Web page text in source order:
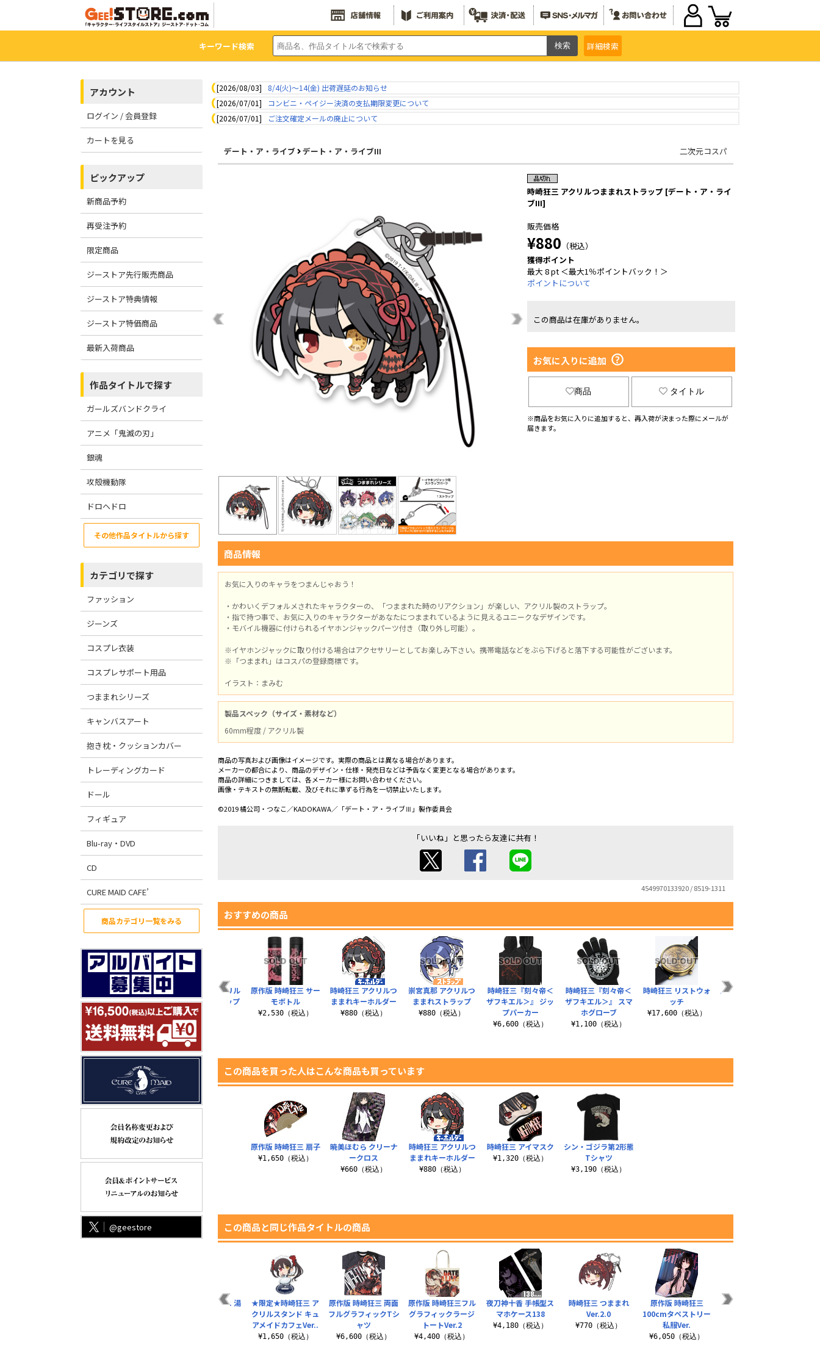
キーワード検索 詳細検索
アカウント
ログイン / 会員登録
カートを見る
ピックアップ
新商品予約
再受注予約
限定商品
ジーストア先行販売商品
ジーストア特典情報
ジーストア特価商品
最新入荷商品
作品タイトルで探す
ガールズバンドクライ
アニメ「鬼滅の刃」
銀魂
攻殻機動隊
ドロヘドロ
その他作品タイトルから探す
カテゴリで探す
ファッション
ジーンズ
コスプレ衣装
コスプレサポート用品
つままれシリーズ
キャンバスアート
抱き枕・クッションカバー
トレーディングカード
ドール
フィギュア
Blu-ray・DVD
CD
CURE MAID CAFE’
商品カテゴリ一覧をみる
@geestore
[2026/08/03]
8/4(火)～14(金) 出荷遅延のお知らせ
[2026/07/01]
コンビニ・ペイジー決済の支払期限変更について
[2026/07/01]
ご注文確定メールの廃止について
デート・ア・ライブ デート・ア・ライブIII 二次元コスパ
時崎狂三 アクリルつままれストラップ [デート・ア・ライ
ブIII]
販売価格
¥880 （税込）
獲得ポイント
最大 8 pt ＜最大1％ポイントバック！＞
ポイントについて
この商品は在庫がありません。
お気に入りに追加
商品 タイトル
※商品をお気に入りに追加すると、再入荷が決まった際にメールが
届きます。
商品情報
お気に入りのキャラをつまんじゃおう！
・かわいくデフォルメされたキャラクターの、「つままれた時のリアクション」が楽しい、アクリル製のストラップ。
・指で持つ事で、お気に入りのキャラクターがあなたにつままれているように見えるユニークなデザインです。
・モバイル機器に付けられるイヤホンジャックパーツ付き（取り外し可能）。
※イヤホンジャックに取り付ける場合はアクセサリーとしてお楽しみ下さい。携帯電話などをぶら下げると落下する可能性がございます。
※「つままれ」はコスパの登録商標です。
イラスト：まみむ
製品スペック（サイズ・素材など）
60mm程度 / アクリル製
商品の写真および画像はイメージです。実際の商品とは異なる場合があります。
メーカーの都合により、商品のデザイン・仕様・発売日などは予告なく変更となる場合があります。
商品の詳細につきましては、各メーカー様にお問い合わせください。
画像・テキストの無断転載、及びそれに準ずる行為を一切禁止いたします。
©2019 橘公司・つなこ／KADOKAWA／「デート・ア・ライブⅢ」製作委員会
「いいね」と思ったら友達に共有！
4549970133920 / 8519-1311
おすすめの商品
崇宮真那 アクリルつ
ままれストラップ
¥880（税込）
時崎狂三『刻々帝＜
ザフキエル＞』 ジッ
プパーカー
¥6,600（税込）
時崎狂三『刻々帝＜
ザフキエル＞』 スマ
ホグローブ
¥1,100（税込）
時崎狂三 リストウォ
ッチ
¥17,600（税込）
原作版 時崎狂三 扇子
グラフィックラージ
原作版 時崎狂三 両面
フルグラフィックTシ
ャツVer.2
¥6,600（税込）
夜刀神十香 アクリル
つままれストラップ
¥880（税込）
原作版 時崎狂三 サー
モボトル
¥2,530（税込）
時崎狂三 アクリルつ
ままれキーホルダー
¥880（税込）
この商品を買った人はこんな商品も買っています
時崎狂三 アクリルつ
ままれキーホルダー
¥880（税込）
時崎狂三 アイマスク
¥1,320（税込）
シン・ゴジラ第2形態
Tシャツ
¥3,190（税込）
原作版 時崎狂三 扇子
¥1,650（税込）
暁美ほむら クリーナ
ークロス
¥660（税込）
この商品と同じ作品タイトルの商品
原作版 時崎狂三フル
グラフィックラージ
トートVer.2
¥4,400（税込）
夜刀神十香 手帳型ス
マホケース138
¥4,180（税込）
時崎狂三 つままれ
Ver.2.0
¥770（税込）
原作版 時崎狂三
100cmタペストリー
私服Ver.
¥6,050（税込）
時崎狂三 デザインタ
時崎狂三 艶姿Ver. 湯
★限定★時崎狂三 ア
クリルスタンド キュ
アメイドカフェVer..
¥1,650（税込）
原作版 時崎狂三 両面
フルグラフィックTシ
ャツ
¥6,600（税込）